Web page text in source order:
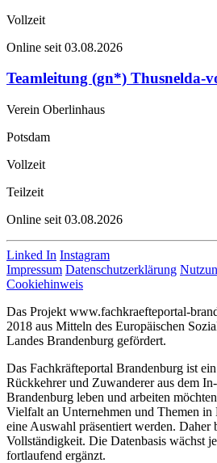
Vollzeit
Online seit 03.08.2026
Teamleitung (gn*) Thusnelda-
Verein Oberlinhaus
Potsdam
Vollzeit
Teilzeit
Online seit 03.08.2026
Linked In Instagram
Impressum Datenschutzerklärung
Cookiehinweis
Das Projekt www.fachkraefteportal-
2018 aus Mitteln des Europäischen
Landes Brandenburg gefördert.
Das Fachkräfteportal Brandenburg ist
Rückkehrer und Zuwanderer aus dem
Brandenburg leben und arbeiten
Vielfalt an Unternehmen und Themen
eine Auswahl präsentiert werden. Daher
Vollständigkeit. Die Datenbasis wächst
fortlaufend ergänzt.